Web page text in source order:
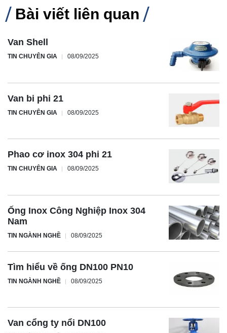
Bài viết liên quan
Van Shell
TIN CHUYÊN GIA 08/09/2025
Van bi phi 21
TIN CHUYÊN GIA 08/09/2025
Phao cơ inox 304 phi 21
TIN CHUYÊN GIA 08/09/2025
Ống Inox Công Nghiệp Inox 304
Nam
TIN NGÀNH NGHỀ 08/09/2025
Tìm hiểu về ống DN100 PN10
TIN NGÀNH NGHỀ 08/09/2025
Van cổng ty nổi DN100